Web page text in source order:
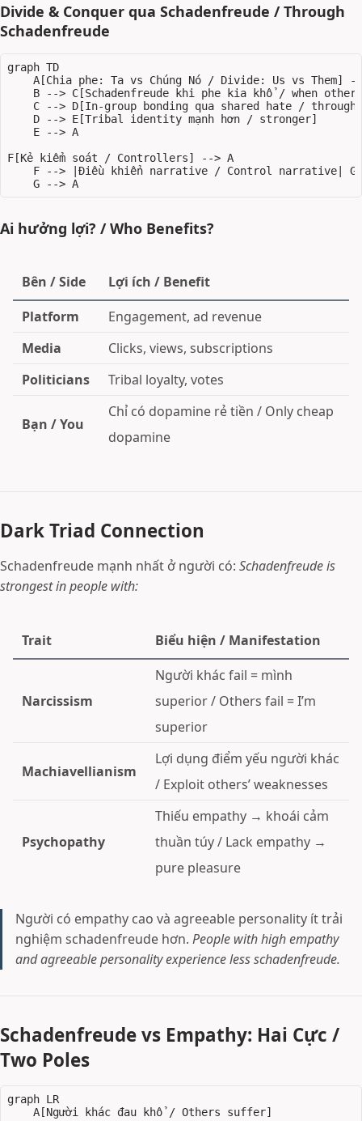
Divide & Conquer qua Schadenfreude / Through
Schadenfreude
graph TD
A[Chia phe: Ta vs Chúng Nó / Divide: Us vs Them]
B --> C[Schadenfreude khi phe kia khổ / when other
C --> D[In-group bonding qua shared hate / through
    D --> E[Tribal identity mạnh hơn / stronger]
    E --> A
F[Kẻ kiểm soát / Controllers] --> A
F --> |Điều khiển narrative / Control narrative|
Ai hưởng lợi? / Who Benefits?
Bên / Side
Lợi ích / Benefit
Platform
Engagement, ad revenue
Media
Clicks, views, subscriptions
Politicians
Tribal loyalty, votes
Bạn / You
Chỉ có dopamine rẻ tiền / Only cheap
dopamine
Dark Triad Connection
Schadenfreude mạnh nhất ở người có: Schadenfreude is
strongest in people with:
Trait Biểu hiện / Manifestation
Narcissism
Người khác fail = mình
superior / Others fail = I’m
superior
Machiavellianism
Lợi dụng điểm yếu người khác
/ Exploit others’ weaknesses
Psychopathy
Thiếu empathy → khoái cảm
thuần túy / Lack empathy →
pure pleasure
Người có empathy cao và agreeable personality ít trải
nghiệm schadenfreude hơn. People with high empathy
and agreeable personality experience less schadenfreude.
Schadenfreude vs Empathy: Hai Cực /
Two Poles
graph LR
    A[Người khác đau khổ / Others suffer]